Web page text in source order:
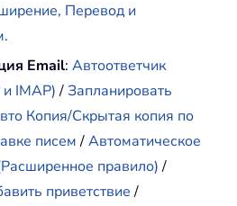
Перевод и
Email:Автоответчик
IMAP)/Запланировать
Копия/Скрытая копия по
писем/Автоматическое
правило)/
приветствие/